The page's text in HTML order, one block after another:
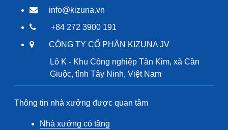
info@kizuna.vn
+84 272 3900 191
CÔNG TY CỔ PHẦN KIZUNA JV
Lô K - Khu Công nghiệp Tân Kim, xã Cần
Giuộc, tỉnh Tây Ninh, Việt Nam
Thông tin nhà xưởng được quan tâm
Nhà xưởng có tầng